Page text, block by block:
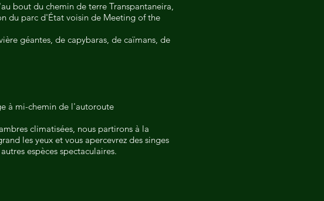
bout du chemin de terre Transpantaneira,
du parc d'État voisin de Meeting of the
géantes, de capybaras, de caïmans, de
à mi-chemin de l'autoroute
climatisées, nous partirons à la
les yeux et vous apercevrez des singes
espèces spectaculaires.